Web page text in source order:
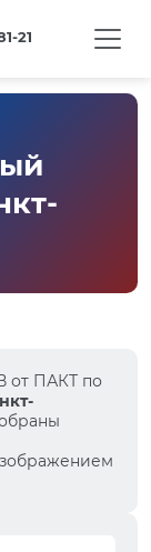
21
от ПАКТ по